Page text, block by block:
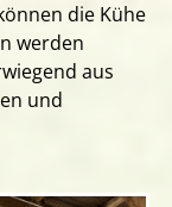
die Kühe
werden
aus
und